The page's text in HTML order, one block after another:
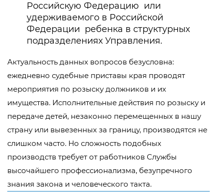
Российскую Федерацию или
удерживаемого в Российской
Федерации ребенка в структурных
подразделениях Управления.
Актуальность данных вопросов безусловна:
ежедневно судебные приставы края проводят
мероприятия по розыску должников и их
имущества. Исполнительные действия по розыску и
передаче детей, незаконно перемещенных в нашу
страну или вывезенных за границу, производятся не
слишком часто. Но сложность подобных
производств требует от работников Службы
высочайшего профессионализма, безупречного
знания закона и человеческого такта.